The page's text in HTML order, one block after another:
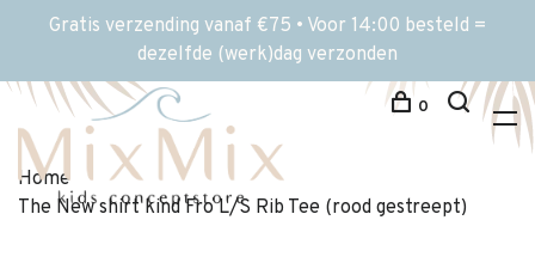
Gratis verzending vanaf €75 • Voor 14:00 besteld =
dezelfde (werk)dag verzonden
0
Home
The New shirt kind Fro L/S Rib Tee (rood gestreept)